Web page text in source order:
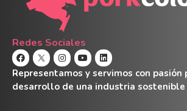
Redes Sociales
Representamos y servimos con pasión
desarrollo de una industria